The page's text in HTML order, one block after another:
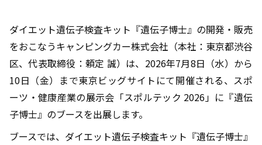
ダイエット遺伝子検査キット『遺伝子博士』の開発・販売
をおこなうキャンピングカー株式会社（本社：東京都渋谷
区、代表取締役：頼定 誠）は、2026年7月8日（水）から
10日（金）まで東京ビッグサイトにて開催される、スポ
ーツ・健康産業の展示会「スポルテック 2026」に『遺伝
子博士』のブースを出展します。
ブースでは、ダイエット遺伝子検査キット『遺伝子博士』